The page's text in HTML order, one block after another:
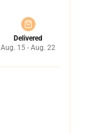
Delivered
Aug. 15 - Aug. 22